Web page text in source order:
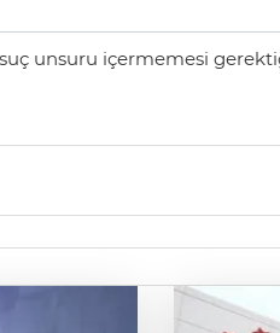
unsuru içermemesi